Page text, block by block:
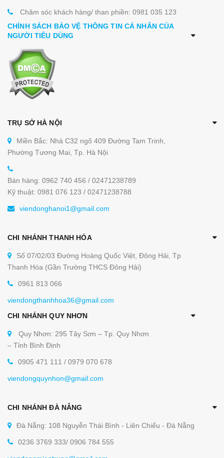
Chăm sóc khách hàng/ than phiền: 0981 035 123
CHÍNH SÁCH BẢO VỆ THÔNG TIN CÁ NHÂN CỦA
NGƯỜI TIÊU DÙNG
TRỤ SỞ HÀ NỘI
Miền Bắc: Nhà C32 ngõ 409 Đường Tam Trinh,
Phường Tương Mai, Tp. Hà Nội
Bán hàng: 0962 740 456 / 02471238789
Kỹ thuật: 0981 076 123 / 02471238788
viendonghanoi1@gmail.com
CHI NHÁNH THANH HÓA
Số 07/02/03 Đường Hoàng Quốc Việt, Đông Hải, Tp
Thanh Hóa (Gần Trường THCS Đông Hải)
0961 813 066
viendongthanhhoa36@gmail.com
CHI NHÁNH QUY NHƠN
Quy Nhơn: 295 Tây Sơn – Tp. Quy Nhơn
– Tỉnh Bình Định
0905 471 111 / 0979 070 678
viendongquynhon@gmail.com
CHI NHÁNH ĐÀ NẴNG
Đà Nẵng: 108 Nguyễn Thái Bình - Liên Chiểu - Đà Nẵng
0236 3769 333/ 0906 784 555